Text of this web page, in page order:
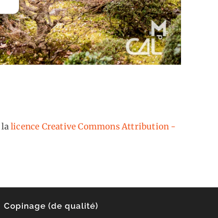
lalicence Creative Commons Attribution -
Copinage (de qualité)